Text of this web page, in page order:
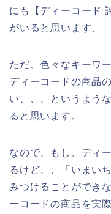
にも【ディーコード
がいると思います、
ただ、色々なキーワ
ディーコードの商品
い、、、というよう
ると思います。
なので、もし、ディ
るけど、、「いまい
みつけることができ
ーコードの商品を実